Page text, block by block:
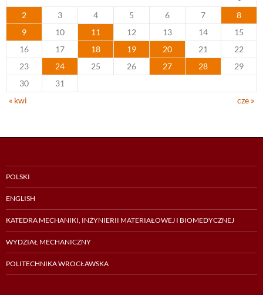
2
3 4 5 6 7
8
9
10 11 12 13 14
15
16
17 18 19 20 21
22
23
24 25 26 27 28
29
30
31
« kwi
cze »
POLSKI
ENGLISH
KATEDRA MECHANIKI, INŻYNIERII MATERIAŁOWEJ I BIOMEDYCZNEJ
WYDZIAŁ MECHANICZNY
POLITECHNIKA WROCŁAWSKA